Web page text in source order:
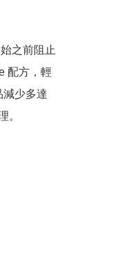
之前阻止
配方，輕
減少多達
。